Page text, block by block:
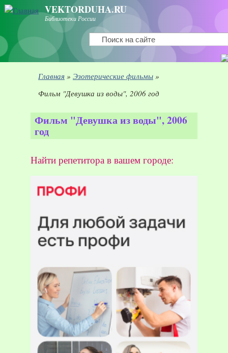
Перейти к основному содержанию
VEKTORDUHA.RU
Библиотеки России
Форма поиска
Поиск
Вы здесь
Главная » Эзотерические фильмы »
Фильм "Девушка из воды", 2006 год
Фильм "Девушка из воды", 2006
год
Найти репетитора в вашем городе: